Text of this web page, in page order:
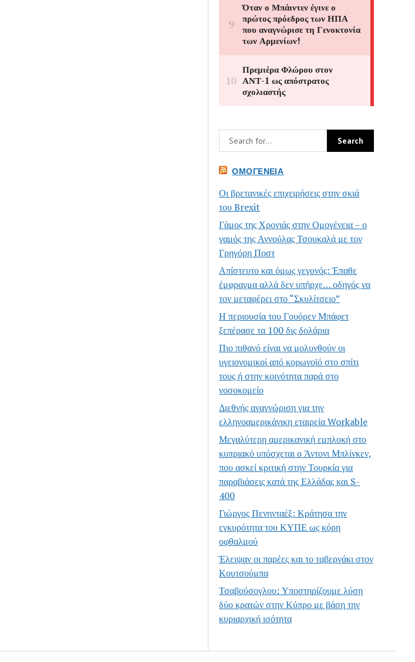
ΟΜΟΓΈΝΕΙΑ
Οι βρετανικές επιχειρήσεις στην σκιά
του Brexit
Γάμος της Χρονιάς στην Ομογένεια – ο
γαμός της Αννούλας Τσουκαλά με τον
Γρηγόρη Ποστ
Απίστευτο και όμως γεγονός: Έπαθε
έμφραγμα αλλά δεν υπήρχε… οδηγός να
τον μεταφέρει στο “Σκυλίτσειο”
Η περιουσία του Γουόρεν Μπάφετ
ξεπέρασε τα 100 δις δολάρια
Πιο πιθανό είναι να μολυνθούν οι
υγειονομικοί από κορωνοϊό στο σπίτι
τους ή στην κοινότητα παρά στο
νοσοκομείο
Διεθνής αναγνώριση για την
ελληνοαμερικάνικη εταιρεία Workable
Μεγαλύτερη αμερικανική εμπλοκή στο
κυπριακό υπόσχεται ο Άντονι Μπλίνκεν,
που ασκεί κριτική στην Τουρκία για
παραβιάσεις κατά της Ελλάδας και S-
400
Γιώργος Πενηνταέξ: Κράτησα την
εγκυρότητα του ΚΥΠΕ ως κόρη
οφθαλμού
Έλειψαν οι παρέες και το ταβερνάκι στον
Κουτσούμπα
Τσαβούσογλου: Υποστηρίζουμε λύση
δύο κρατών στην Κύπρο με βάση την
κυριαρχική ισότητα